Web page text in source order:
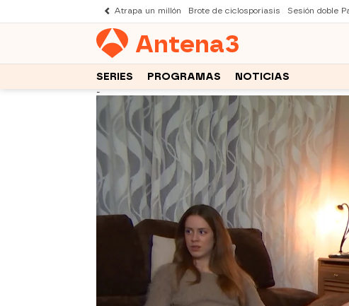
Atrapa un millón Brote de ciclosporiasis Sesión doble
Antena3
SERIES PROGRAMAS NOTICIAS
-